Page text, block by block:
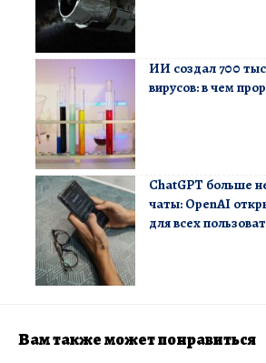
ИИ создал 700
вирусов: в чем
ChatGPT больше
чаты: OpenAI
для всех
Вам также может понравиться